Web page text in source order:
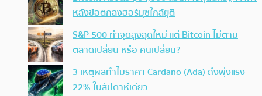
หลังข้อตกลงฮอร์มุซใกล้ยุติ
S&P 500 ทำจุดสูงสุดใหม่ แต่ Bitcoin ไม่ตาม
ตลาดเปลี่ยน หรือ คนเปลี่ยน?
3 เหตุผลทำไมราคา Cardano (Ada) ถึงพุ่งแรง
22% ในสัปดาห์เดียว